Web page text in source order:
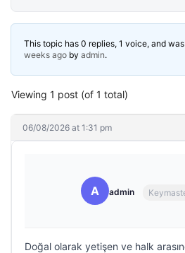
This topic has 0 replies, 1 voice, and
weeks ago by admin.
Viewing 1 post (of 1 total)
06/08/2026 at 1:31 pm
A admin
Doğal olarak yetişen ve halk